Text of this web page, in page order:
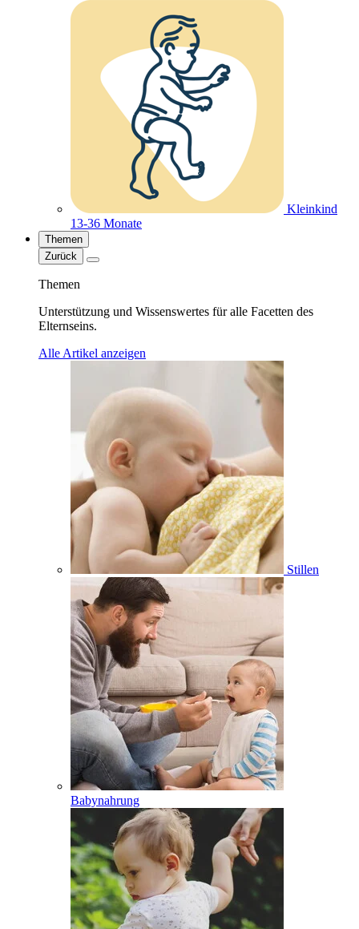
Kleinkind
13-36 Monate
Themen
Zurück
Themen
Unterstützung und Wissenswertes für alle Facetten des
Elternseins.
Alle Artikel anzeigen
Stillen
Babynahrung